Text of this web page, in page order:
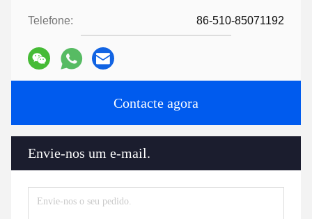
Telefone: 86-510-85071192
Contacte agora
Envie-nos um e-mail.